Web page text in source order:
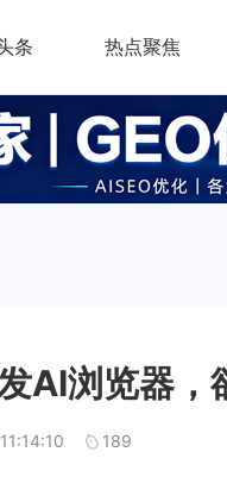
条 热点聚焦
AI浏览器，
189